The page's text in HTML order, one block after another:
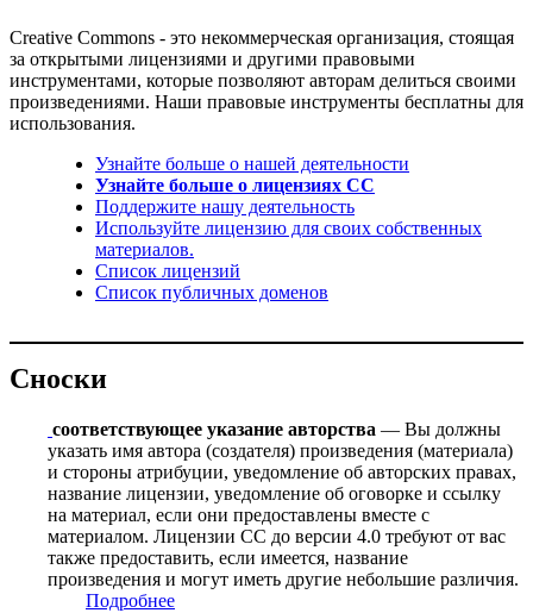
Creative Commons - это некоммерческая организация, стоящая
за открытыми лицензиями и другими правовыми
инструментами, которые позволяют авторам делиться своими
произведениями. Наши правовые инструменты бесплатны для
использования.
Узнайте больше о нашей деятельности
Узнайте больше о лицензиях CC
Поддержите нашу деятельность
Используйте лицензию для своих собственных
материалов.
Список лицензий
Список публичных доменов
Сноски
соответствующее указание авторства — Вы должны
указать имя автора (создателя) произведения (материала)
и стороны атрибуции, уведомление об авторских правах,
название лицензии, уведомление об оговорке и ссылку
на материал, если они предоставлены вместе с
материалом. Лицензии CC до версии 4.0 требуют от вас
также предоставить, если имеется, название
произведения и могут иметь другие небольшие различия.
Подробнее